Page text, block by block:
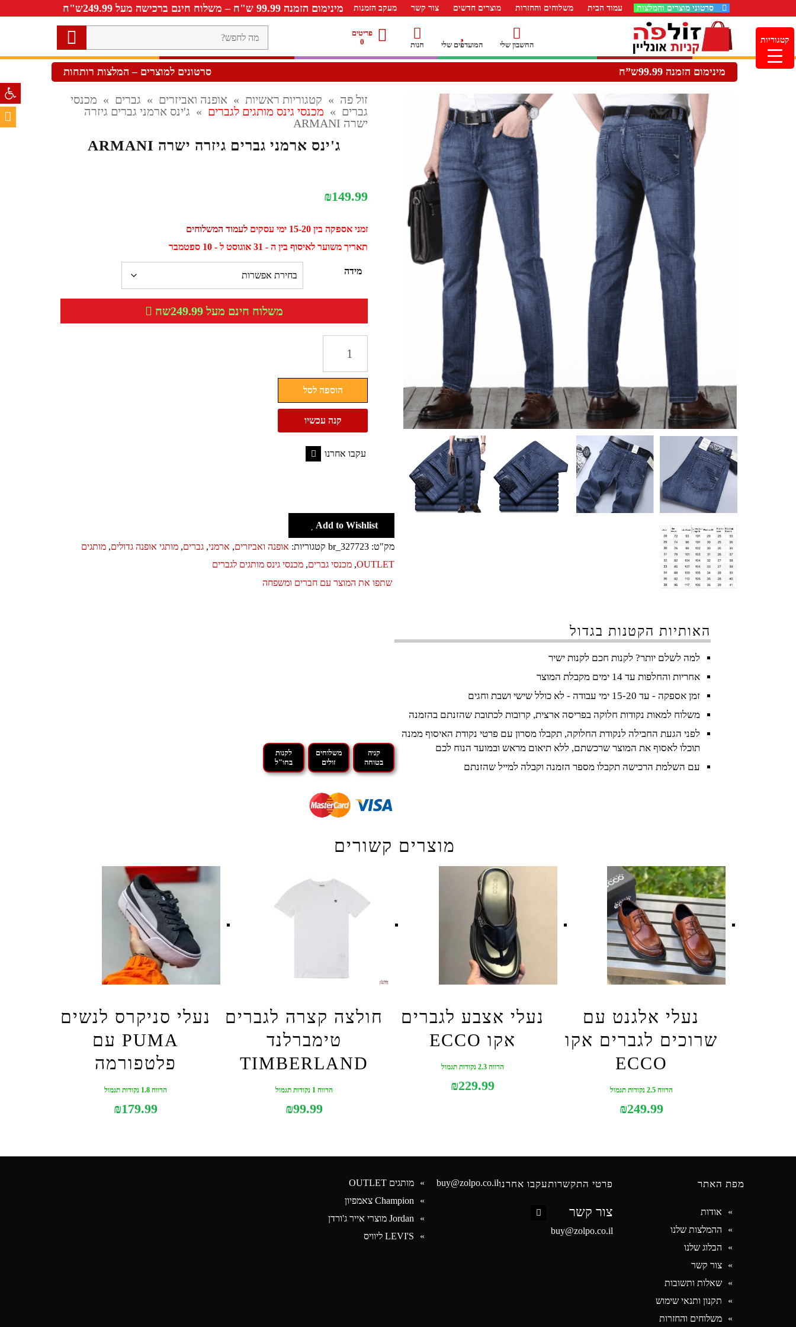
סרטוני מוצרים והמלצות עמוד הבית משלוחים והחזרות מוצרים חדשים צור קשר מעקב הזמנות מינימום הזמנה 99.99 ש"ח – משלוח חינם ברכישה מעל 249.99ש"ח
החשבון שלי המועדפים שלי חנות
פריטים
0
לחפש?
מינימום הזמנה 99.99ש”ח סרטונים למוצרים – המלצות רותחות
זול פה » קטגוריות ראשיות » אופנה ואביזרים » גברים » מכנסי
גברים » מכנסי גינס מותגים לגברים » ג'ינס ארמני גברים גיזרה
ישרה ARMANI
ג'ינס ארמני גברים גיזרה ישרה ARMANI
₪149.99
זמני אספקה בין 15-20 ימי עסקים
לעמוד המשלוחים
תאריך משוער לאיסוף בין ה - 31 אוגוסט ל - 10 ספטמבר
מידה
משלוח חינם מעל 249.99שח
ג'ינס
גיזרה
ישרה
הוספה לסל
קנה עכשיו
עקבו אחרנו
Add to Wishlist
מק"ט: br_327723 קטגוריות: אופנה ואביזרים, ארמני, גברים, מותגי אופנה גדולים, מותגים
OUTLET
, מכנסי גברים, מכנסי גינס מותגים לגברים
שתפו את המוצר עם חברים ומשפחה
האותיות הקטנות בגדול
למה לשלם יותר? לקנות חכם לקנות ישיר
אחריות והחלפות עד 14 ימים מקבלת המוצר
זמן אספקה - עד 15-20 ימי עבודה - לא כולל שישי ושבת וחגים
משלוח למאות נקודות חלוקה בפריסה ארצית, קרובות לכתובת שהזנתם בהזמנה
לפני הגעת החבילה לנקודת החלוקה, תקבלו מסרון עם פרטי נקודת האיסוף ממנה
תוכלו לאסוף את המוצר שרכשתם, ללא תיאום מראש ובמועד הנוח לכם
עם השלמת הרכישה תקבלו מספר הזמנה וקבלה למייל שהזנתם
קניה
בטוחה
משלוחים
זולים
לקנות
בחו"ל
מוצרים קשורים
נעלי אלגנט עם
שרוכים לגברים אקו
ECCO
הרווח 2.5 נקודות תגמול
₪249.99
נעלי אצבע לגברים
אקו ECCO
הרווח 2.3 נקודות תגמול
₪229.99
חולצה קצרה לגברים
טימברלנד
TIMBERLAND
הרווח 1 נקודות תגמול
₪99.99
נעלי סניקרס לנשים
PUMA עם
פלטפורמה
הרווח 1.8 נקודות תגמול
₪179.99
מפת האתר
אודות
ההמלצות שלנו
הבלוג שלנו
צור קשר
שאלות ותשובות
תקנון ותנאי שימוש
משלוחים והחזרות
פרטי התקשרות
צור קשר
buy@zolpo.co.il
עקבו אחרנוbuy@zolpo.co.il
מותגים OUTLET
Champion צאמפיון
Jordan מוצרי אייר ג'ורדן
LEVI'S ליוויס
קטגוריות
פתח